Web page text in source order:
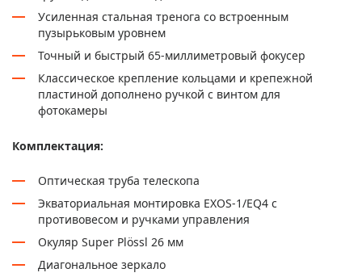
Усиленная стальная тренога со встроенным
пузырьковым уровнем
Точный и быстрый 65-миллиметровый фокусер
Классическое крепление кольцами и крепежной
пластиной дополнено ручкой с винтом для
фотокамеры
Комплектация:
Оптическая труба телескопа
Экваториальная монтировка EXOS-1/EQ4 с
противовесом и ручками управления
Окуляр Super Plössl 26 мм
Диагональное зеркало